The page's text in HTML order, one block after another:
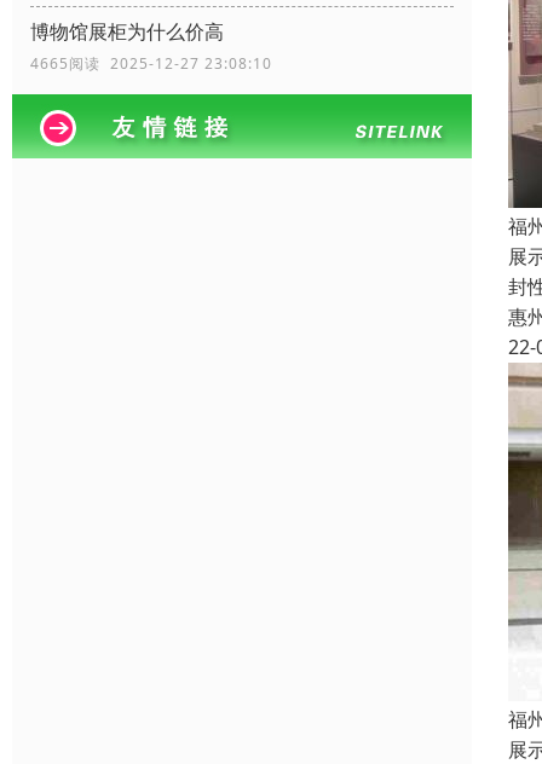
博物馆展柜为什么价高
4665阅读 2025-12-27 23:08:10
福
展
封
惠
22-
福
展